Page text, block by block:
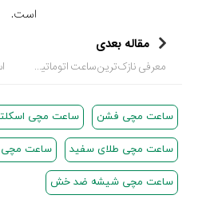
است.
مقاله بعدی
معرفی نازک‌ترین ساعت اتوماتیک جهان توسط پیاژه (Piaget Altiplano Ultimate 910P)
ساعت مچی فشن ساعت مچی
ساعت مچی طلای سفید ساعت مچی
ساعت مچی شیشه ضد خش